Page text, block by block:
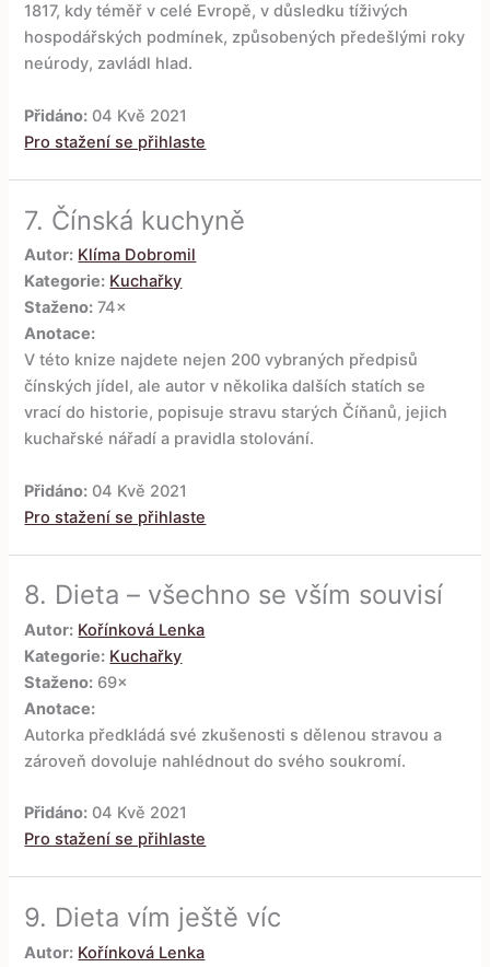
1817, kdy téměř v celé Evropě, v důsledku tíživých
hospodářských podmínek, způsobených předešlými roky
neúrody, zavládl hlad.
Přidáno: 04 Kvě 2021
Pro stažení se přihlaste
7. Čínská kuchyně
Autor: Klíma Dobromil
Kategorie: Kuchařky
Staženo: 74×
Anotace:
V této knize najdete nejen 200 vybraných předpisů
čínských jídel, ale autor v několika dalších statích se
vrací do historie, popisuje stravu starých Číňanů, jejich
kuchařské nářadí a pravidla stolování.
Přidáno: 04 Kvě 2021
Pro stažení se přihlaste
8. Dieta – všechno se vším souvisí
Autor: Kořínková Lenka
Kategorie: Kuchařky
Staženo: 69×
Anotace:
Autorka předkládá své zkušenosti s dělenou stravou a
zároveň dovoluje nahlédnout do svého soukromí.
Přidáno: 04 Kvě 2021
Pro stažení se přihlaste
9. Dieta vím ještě víc
Autor: Kořínková Lenka